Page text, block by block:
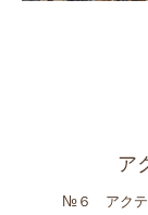
ア
№６ アクテ